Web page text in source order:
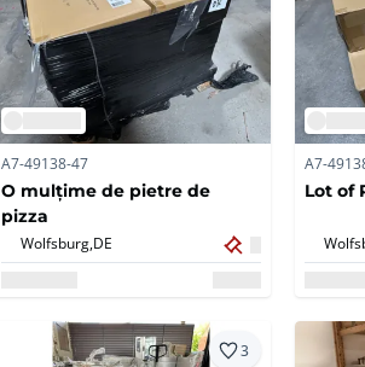
A7-49138-47
O mulțime de pietre de
pizza
Wolfsburg, DE
A7-
Lot of
3